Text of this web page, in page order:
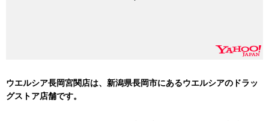
ウエルシア長岡宮関店は、新潟県長岡市にあるウエルシアのドラッ
グストア店舗です。